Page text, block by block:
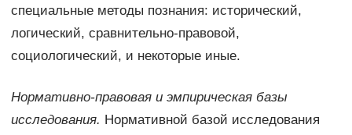
специальные методы познания: исторический,
логический, сравнительно-правовой,
социологический, и некоторые иные.
Нормативно-правовая и эмпирическая базы
исследования. Нормативной базой исследования